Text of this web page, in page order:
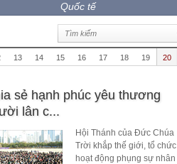
Quốc tế
13 14 15 16 17 18 19 20
sẻ hạnh phúc yêu thương
lân c...
Hội Thánh của Đức Chúa
Trời khắp thế giới, tổ chức
hoạt động phụng sự nhân